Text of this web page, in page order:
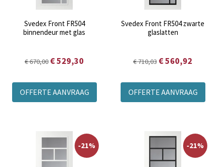
Svedex Front FR504
binnendeur met glas
€ 670,00 € 529,30
OFFERTE AANVRAAG
Svedex Front FR504 zwarte
glaslatten
€ 710,03 € 560,92
OFFERTE AANVRAAG
-21% -21%